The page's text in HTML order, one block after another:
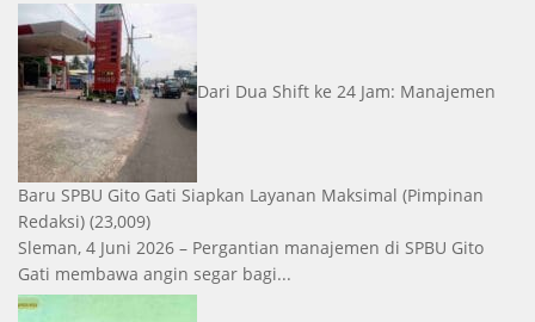
Dari Dua Shift ke 24 Jam: Manajemen
Baru SPBU Gito Gati Siapkan Layanan Maksimal (Pimpinan
Redaksi) (23,009)
Sleman, 4 Juni 2026 – Pergantian manajemen di SPBU Gito
Gati membawa angin segar bagi...